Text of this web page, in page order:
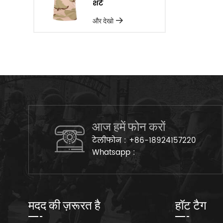
शर्ट
और देखो
आज हमें फोन करों
टेलीफोन : +86-18924157220
Whatsapp :
मदद की ज़रूरत है हॉट टैग